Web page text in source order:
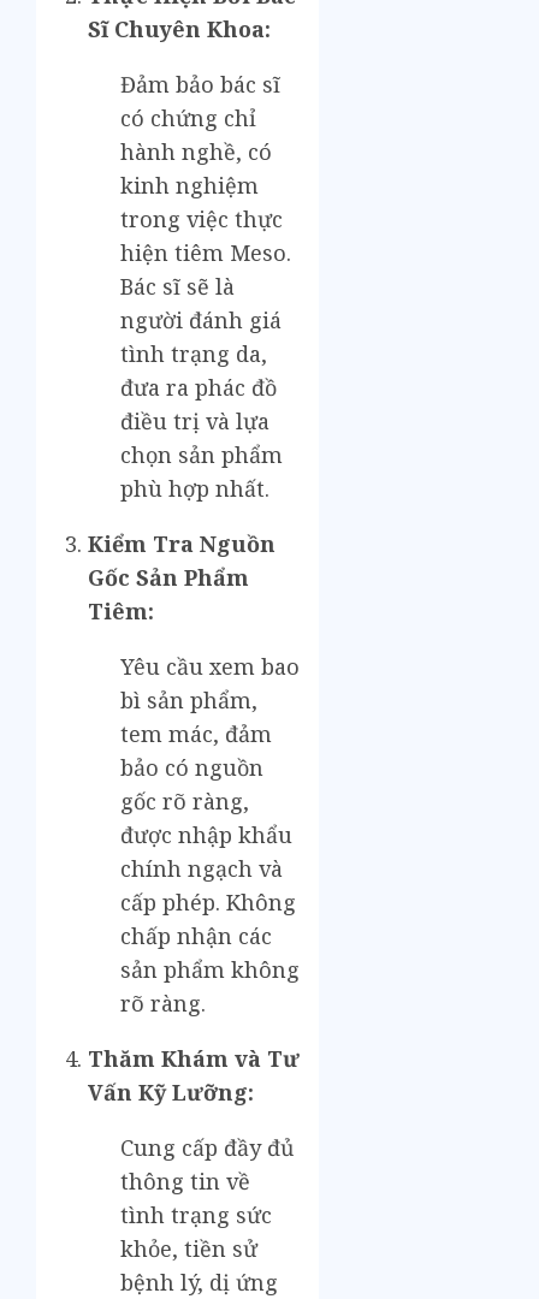
Sĩ Chuyên Khoa:
Đảm bảo bác sĩ
có chứng chỉ
hành nghề, có
kinh nghiệm
trong việc thực
hiện tiêm Meso.
Bác sĩ sẽ là
người đánh giá
tình trạng da,
đưa ra phác đồ
điều trị và lựa
chọn sản phẩm
phù hợp nhất.
Kiểm Tra Nguồn
Gốc Sản Phẩm
Tiêm:
Yêu cầu xem bao
bì sản phẩm,
tem mác, đảm
bảo có nguồn
gốc rõ ràng,
được nhập khẩu
chính ngạch và
cấp phép. Không
chấp nhận các
sản phẩm không
rõ ràng.
Thăm Khám và Tư
Vấn Kỹ Lưỡng:
Cung cấp đầy đủ
thông tin về
tình trạng sức
khỏe, tiền sử
bệnh lý, dị ứng